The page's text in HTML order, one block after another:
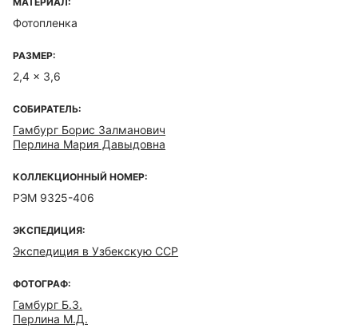
Фотопленка
РАЗМЕР:
2,4 x 3,6
СОБИРАТЕЛЬ:
Гамбург Борис Залманович
Перлина Мария Давыдовна
КОЛЛЕКЦИОННЫЙ НОМЕР:
РЭМ 9325-406
ЭКСПЕДИЦИЯ:
Экспедиция в Узбекскую ССР
ФОТОГРАФ:
Гамбург Б.З.
Перлина М.Д.